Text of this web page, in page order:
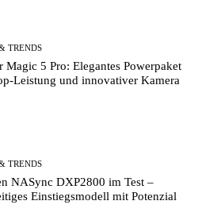
TRENDS
Magic 5 Pro: Elegantes Powerpaket
Leistung und innovativer Kamera
TRENDS
NASync DXP2800 im Test –
Einstiegsmodell mit Potenzial